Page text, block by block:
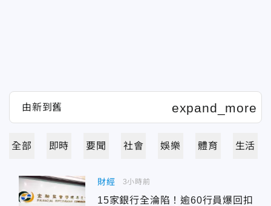
全部 即時 要聞 社會 娛樂 體育 生活
財經
15家銀行全淪陷！逾60行員爆回扣
3小時前